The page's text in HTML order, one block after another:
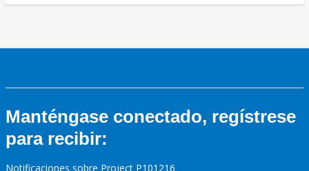
Manténgase conectado, regístrese
para recibir:
Notificaciones sobre Project P101216